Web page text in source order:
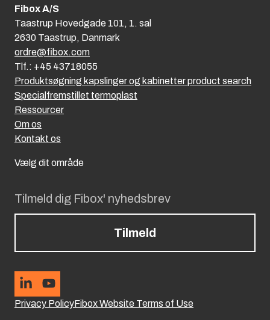
Tilmeld dig Fibox' nyhedsbrev
Tilmeld
Privacy PolicyFibox Website Terms of Use
Produktsøgning kapslinger og kabinetter product search
Specialfremstillet termoplast
Ressourcer
Om os
Kontakt os
Vælg dit område
Fibox A/S
Taastrup Hovedgade 101, 1. sal
2630 Taastrup, Danmark
ordre@fibox.com
Tlf.: +45 43718055